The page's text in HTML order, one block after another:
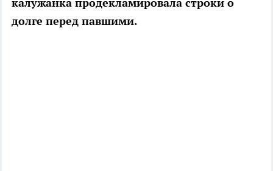
долге перед павшими.